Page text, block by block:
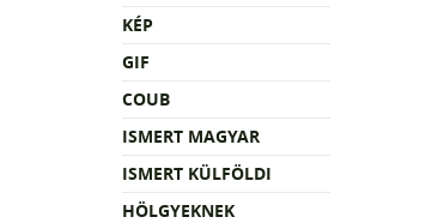
KÉP
GIF
COUB
ISMERT MAGYAR
ISMERT KÜLFÖLDI
HÖLGYEKNEK